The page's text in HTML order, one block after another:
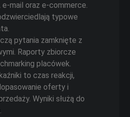
oraz e‑commerce.
typowe
pytania zamknięte z
Raporty zbiorcze
placówek.
to czas reakcji,
oferty i
Wyniki służą do